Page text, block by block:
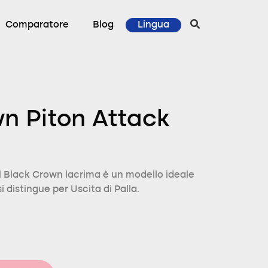
Comparatore Blog Lingua
Piton Attack
Crown lacrima è un modello ideale
distingue per Uscita di Palla.